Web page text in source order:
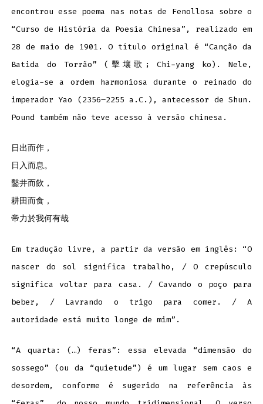
encontrou esse poema nas notas de Fenollosa sobre o
“Curso de História da Poesia Chinesa”, realizado em
28 de maio de 1901. O título original é “Canção da
Batida do Torrão” (擊壤歌; Chi-yang ko). Nele,
elogia-se a ordem harmoniosa durante o reinado do
imperador Yao (2356–2255 a.C.), antecessor de Shun.
Pound também não teve acesso à versão chinesa.
日出而作，
日入而息。
鑿井而飲，
耕田而食，
帝力於我何有哉
Em tradução livre, a partir da versão em inglês: “O
nascer do sol significa trabalho, / O crepúsculo
significa voltar para casa. / Cavando o poço para
beber, / Lavrando o trigo para comer. / A
autoridade está muito longe de mim”.
“A quarta: (…) feras”: essa elevada “dimensão do
sossego” (ou da “quietude”) é um lugar sem caos e
desordem, conforme é sugerido na referência às